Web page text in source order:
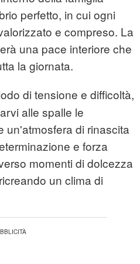
perfetto, in cui ogni
e compreso. La
una pace interiore che
la giornata.
di tensione e difficoltà,
alle spalle le
un'atmosfera di rinascita
e forza
momenti di dolcezza
un clima di